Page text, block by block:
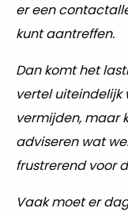
er een
kunt aantreffen.
Dan komt het
vertel uiteindelijk
vermijden, maar
adviseren wat
frustrerend voor
Vaak moet er